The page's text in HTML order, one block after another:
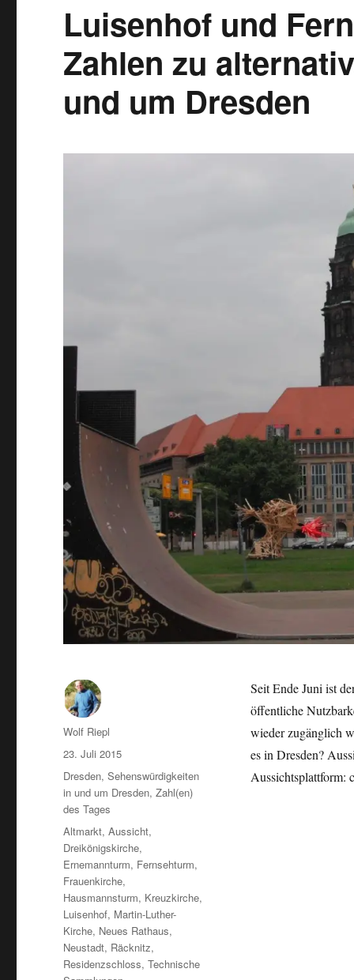
Luisenhof und
Zahlen zu
und um Dresden
Seit Ende Juni ist
öffentliche
wieder zugänglich
es in Dresden?
Aussichtsplattform:
Autor
Wolf Riepl
Veröffentlicht
am
23. Juli 2015
Kategorien
Dresden,Sehenswürdigkeiten
in und um Dresden,Zahl(en)
des Tages
Schlagwörter
Altmarkt,Aussicht,
Dreikönigskirche,
Ernemannturm, Fernsehturm,
Frauenkirche,
Hausmannsturm, Kreuzkirche,
Luisenhof, Martin-Luther-
Kirche, Neues Rathaus,
Neustadt, Räcknitz,
Residenzschloss,Technische